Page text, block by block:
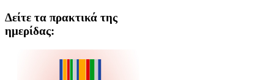
Δείτε τα πρακτικά της
ημερίδας: